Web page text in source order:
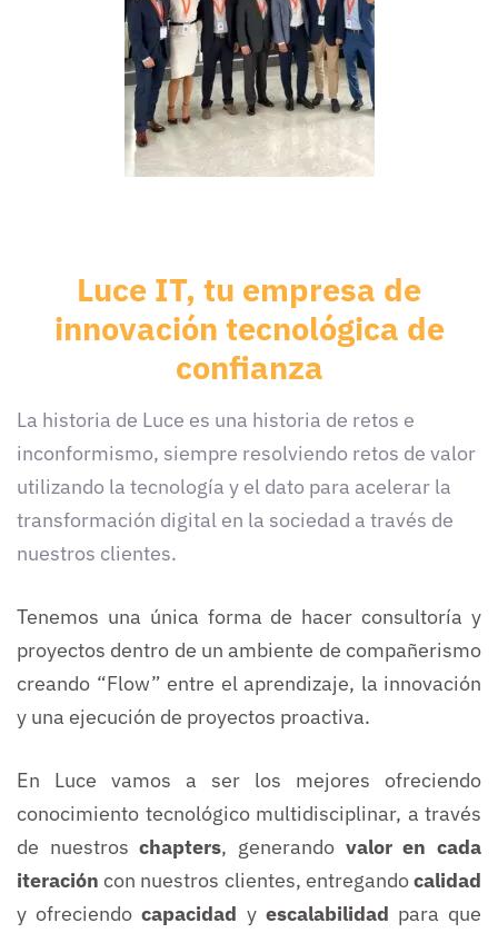
Luce IT, tu empresa de
innovación tecnológica de
confianza
La historia de Luce es una historia de retos e
inconformismo, siempre resolviendo retos de valor
utilizando la tecnología y el dato para acelerar la
transformación digital en la sociedad a través de
nuestros clientes.
Tenemos una única forma de hacer consultoría y
proyectos dentro de un ambiente de compañerismo
creando “Flow” entre el aprendizaje, la innovación
y una ejecución de proyectos proactiva.
En Luce vamos a ser los mejores ofreciendo
conocimiento tecnológico multidisciplinar, a través
de nuestroschapters, generando valor en cada
iteracióncon nuestros clientes, entregandocalidad
y ofreciendocapacidad y escalabilidad para que